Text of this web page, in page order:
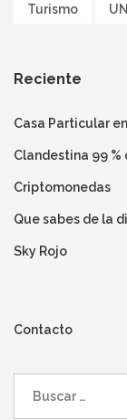
Turismo
Reciente
Casa Particular
Clandestina 99 %
Criptomonedas
Que sabes de la
Sky Rojo
Contacto